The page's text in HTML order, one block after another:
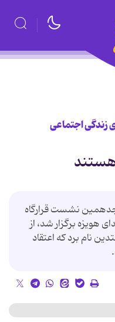
زندگی اجتماعی
نشست قرارگاه
هویزه برگزار شد، از
نام برد که اعتقاد